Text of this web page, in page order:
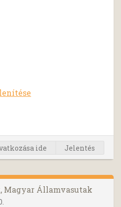
ide Jelentés
Magyar Államvasutak